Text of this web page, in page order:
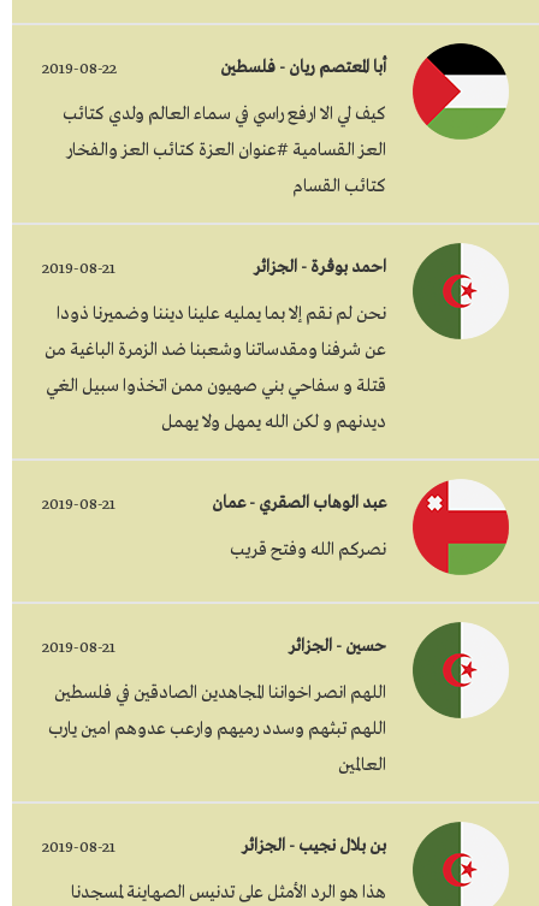
أبا المعتصم ريان - فلسطين 2019-08-22
كيف لي الا ارفع راسي في سماء العالم ولدي كتائب
العز القسامية #عنوان العزة كتائب العز والفخار
كتائب القسام
احمد بوڨرة - الجزائر 2019-08-21
نحن لم نقم إلا بما يمليه علينا ديننا وضميرنا ذودا
عن شرفنا ومقدساتنا وشعبنا ضد الزمرة الباغية من
قتلة و سفاحي بني صهيون ممن اتخذوا سبيل الغي
ديدنهم و لكن الله يمهل ولا يهمل
عبد الوهاب الصقري - عمان 2019-08-21
نصركم الله وفتح قريب
حسين - الجزائر 2019-08-21
اللهم انصر اخواننا المجاهدين الصادقين في فلسطين
اللهم تبثهم وسدد رميهم وارعب عدوهم امين يارب
العالمين
بن بلال نجيب - الجزائر 2019-08-21
هذا هو الرد الأمثل على تدنيس الصهاينة لمسجدنا